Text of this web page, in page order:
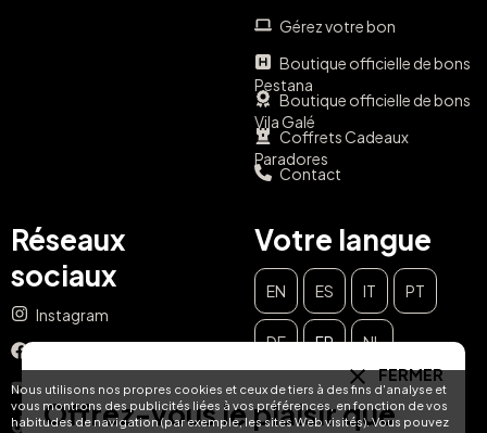
Nous utilisons nos propres cookies et ceux de tiers à des fins d'analyse et
vous montrons des publicités liées à vos préférences, en fonction de vos
habitudes de navigation (par exemple, les sites Web visités). Vous pouvez
Gérez votre bon
Boutique officielle de bons
Pestana
Boutique officielle de bons
Vila Galé
Coffrets Cadeaux
Paradores
Contact
Réseaux
sociaux
Instagram
YouTube
TikTok
Votre langue
EN ES IT PT
DE FR
NL
FERMER
Offrez-vous le plaisir que